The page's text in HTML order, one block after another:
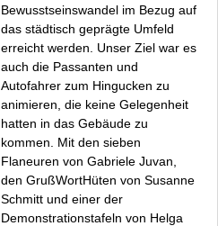
Bewusstseinswandel im Bezug auf
das städtisch geprägte Umfeld
erreicht werden. Unser Ziel war es
auch die Passanten und
Autofahrer zum Hingucken zu
animieren, die keine Gelegenheit
hatten in das Gebäude zu
kommen. Mit den sieben
Flaneuren von Gabriele Juvan,
den GrußWortHüten von Susanne
Schmitt und einer der
Demonstrationstafeln von Helga